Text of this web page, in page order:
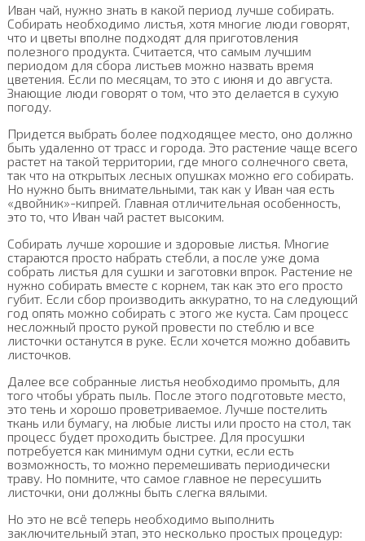
Иван чай, нужно знать в какой период лучше собирать.
Собирать необходимо листья, хотя многие люди говорят,
что и цветы вполне подходят для приготовления
полезного продукта. Считается, что самым лучшим
периодом для сбора листьев можно назвать время
цветения. Если по месяцам, то это с июня и до августа.
Знающие люди говорят о том, что это делается в сухую
погоду.
Придется выбрать более подходящее место, оно должно
быть удаленно от трасс и города. Это растение чаще всего
растет на такой территории, где много солнечного света,
так что на открытых лесных опушках можно его собирать.
Но нужно быть внимательными, так как у Иван чая есть
«двойник»-кипрей. Главная отличительная особенность,
это то, что Иван чай растет высоким.
Собирать лучше хорошие и здоровые листья. Многие
стараются просто набрать стебли, а после уже дома
собрать листья для сушки и заготовки впрок. Растение не
нужно собирать вместе с корнем, так как это его просто
губит. Если сбор производить аккуратно, то на следующий
год опять можно собирать с этого же куста. Сам процесс
несложный просто рукой провести по стеблю и все
листочки останутся в руке. Если хочется можно добавить
листочков.
Далее все собранные листья необходимо промыть, для
того чтобы убрать пыль. После этого подготовьте место,
это тень и хорошо проветриваемое. Лучше постелить
ткань или бумагу, на любые листы или просто на стол, так
процесс будет проходить быстрее. Для просушки
потребуется как минимум одни сутки, если есть
возможность, то можно перемешивать периодически
траву. Но помните, что самое главное не пересушить
листочки, они должны быть слегка вялыми.
Но это не всё теперь необходимо выполнить
заключительный этап, это несколько простых процедур: